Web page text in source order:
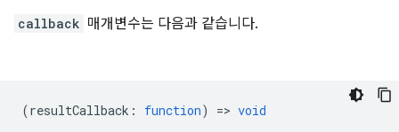
callback 매개변수는 다음과 같습니다.
(resultCallback : function) => void